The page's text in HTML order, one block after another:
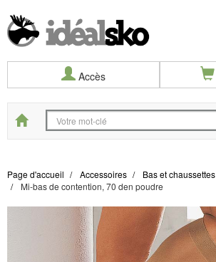
Accès
Start
Page d'accueil Accessoires
Bas et chaussettes
Mi-bas de contention, 70 den poudre